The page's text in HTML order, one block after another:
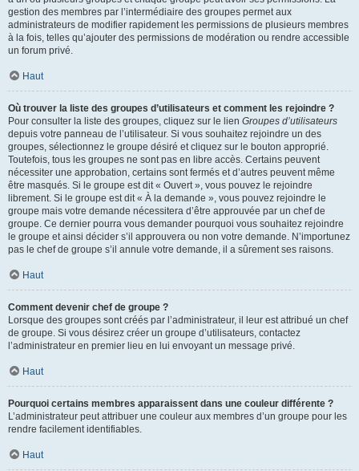
gestion des membres par l’intermédiaire des groupes permet aux
administrateurs de modifier rapidement les permissions de plusieurs membres
à la fois, telles qu’ajouter des permissions de modération ou rendre accessible
un forum privé.
Haut
Où trouver la liste des groupes d’utilisateurs et comment les rejoindre ?
Pour consulter la liste des groupes, cliquez sur le lien Groupes d’utilisateurs
depuis votre panneau de l’utilisateur. Si vous souhaitez rejoindre un des
groupes, sélectionnez le groupe désiré et cliquez sur le bouton approprié.
Toutefois, tous les groupes ne sont pas en libre accès. Certains peuvent
nécessiter une approbation, certains sont fermés et d’autres peuvent même
être masqués. Si le groupe est dit « Ouvert », vous pouvez le rejoindre
librement. Si le groupe est dit « À la demande », vous pouvez rejoindre le
groupe mais votre demande nécessitera d’être approuvée par un chef de
groupe. Ce dernier pourra vous demander pourquoi vous souhaitez rejoindre
le groupe et ainsi décider s’il approuvera ou non votre demande. N’importunez
pas le chef de groupe s’il annule votre demande, il a sûrement ses raisons.
Haut
Comment devenir chef de groupe ?
Lorsque des groupes sont créés par l’administrateur, il leur est attribué un chef
de groupe. Si vous désirez créer un groupe d’utilisateurs, contactez
l’administrateur en premier lieu en lui envoyant un message privé.
Haut
Pourquoi certains membres apparaissent dans une couleur différente ?
L’administrateur peut attribuer une couleur aux membres d’un groupe pour les
rendre facilement identifiables.
Haut